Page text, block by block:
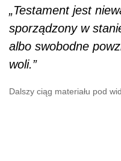
„Testament jest
sporządzony w
albo swobodne
woli.”
Dalszy ciąg materiału pod